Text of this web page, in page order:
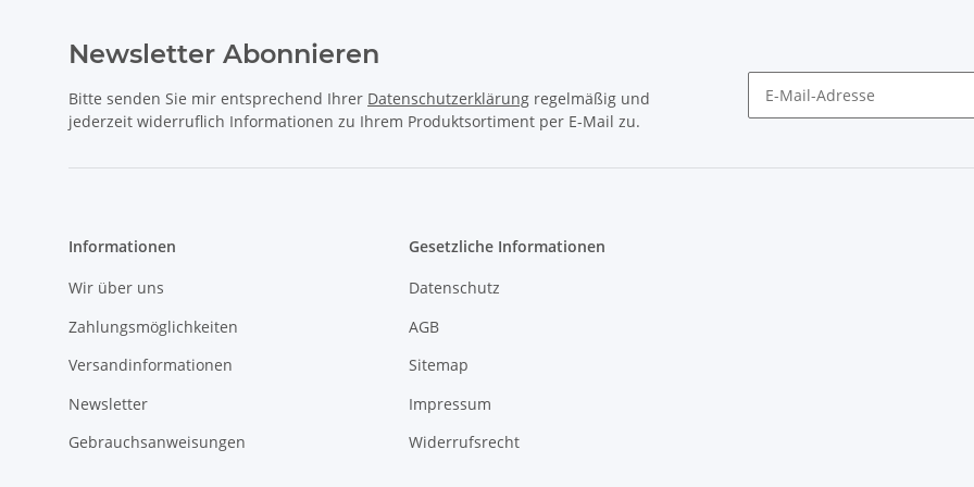
Newsletter Abonnieren
Bitte senden Sie mir entsprechend Ihrer Datenschutzerklärung regelmäßig und
jederzeit widerruflich Informationen zu Ihrem Produktsortiment per E-Mail zu.
Informationen
Wir über uns
Zahlungsmöglichkeiten
Versandinformationen
Newsletter
Gebrauchsanweisungen
Gesetzliche Informationen
Datenschutz
AGB
Sitemap
Impressum
Widerrufsrecht